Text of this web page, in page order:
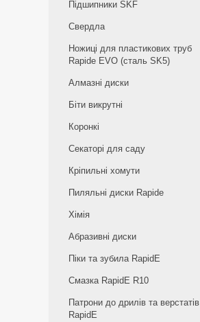
Підшипники SKF
Свердла
Ножиці для пластикових труб
Rapide EVO (сталь SK5)
Алмазні диски
Біти викрутні
Коронкі
Секаторі для саду
Кріпильні хомути
Пиляльні диски Rapide
Хімія
Абразивні диски
Піки та зубила RapidE
Смазка RapidE R10
Патрони до дрилів та верстатів
RapidE